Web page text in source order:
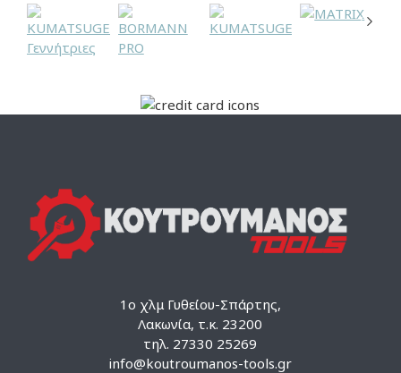
1ο χλμ Γυθείου-Σπάρτης,
Λακωνία, τ.κ. 23200
τηλ. 27330 25269
info@koutroumanos-tools.gr